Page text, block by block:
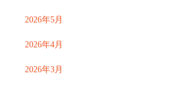
2026年5月
2026年4月
2026年3月